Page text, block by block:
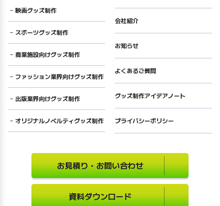
映画グッズ制作
スポーツグッズ制作
商業施設向けグッズ制作
ファッション業界向けグッズ制作
出版業界向けグッズ制作
オリジナルノベルティグッズ制作
会社紹介
お知らせ
よくあるご質問
グッズ制作アイデアノート
プライバシーポリシー
お見積り・お問い合わせ
資料ダウンロード